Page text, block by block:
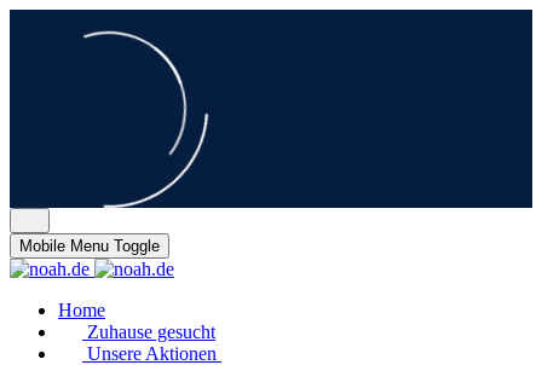
Mobile Menu Toggle
Home
Zuhause gesucht
Unsere Aktionen